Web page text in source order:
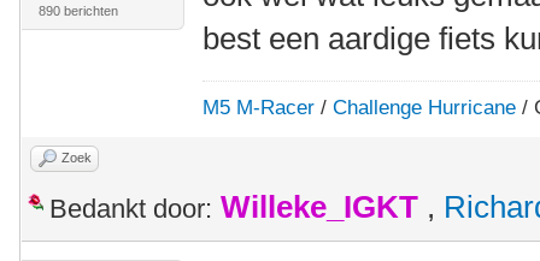
890 berichten
best een aardige fiets
M5 M-Racer /Challenge Hurricane /
Zoek
Bedankt door: Willeke_IGKT ,